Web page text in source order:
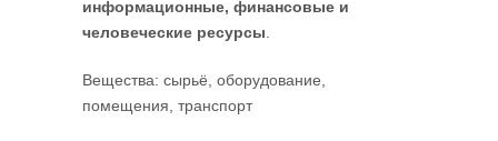
информационные, финансовые и
человеческие ресурсы
Вещества: сырьё, оборудование,
помещения, транспорт